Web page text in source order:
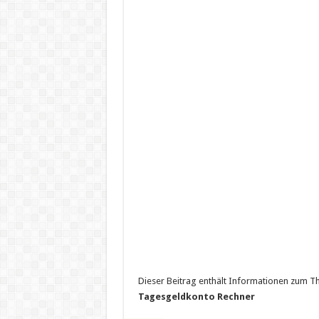
Dieser Beitrag enthält Informationen zum
Tagesgeldkonto Rechner